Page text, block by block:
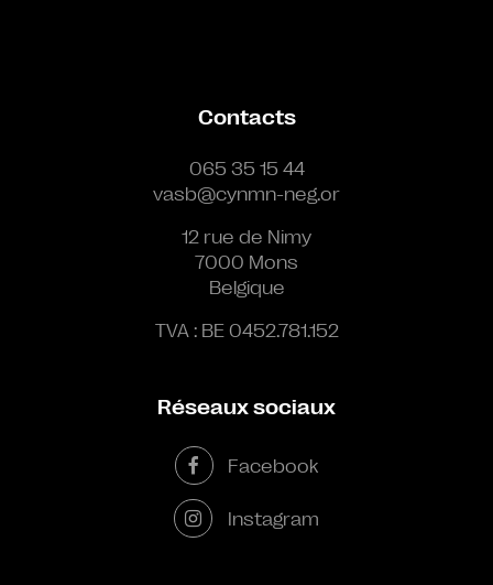
Contacts
065 35 15 44
vasb@cynmn-neg.or
12 rue de Nimy
7000 Mons
Belgique
TVA : BE 0452.781.152
Réseaux sociaux
Facebook
Instagram